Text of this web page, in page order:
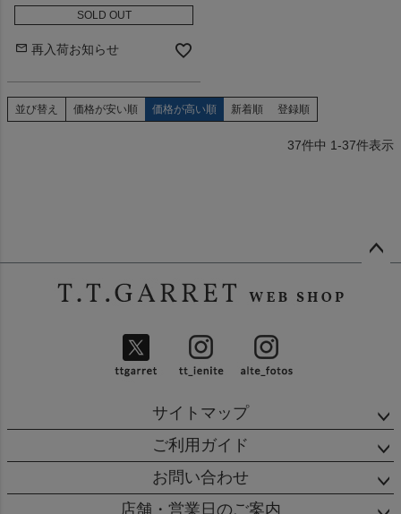
SOLD OUT
再入荷お知らせ
並び替え 価格が安い順 価格が高い順 新着順 登録順
37件中 1-37件表示
サイトマップ
ご利用ガイド
お問い合わせ
店舗・営業日のご案内